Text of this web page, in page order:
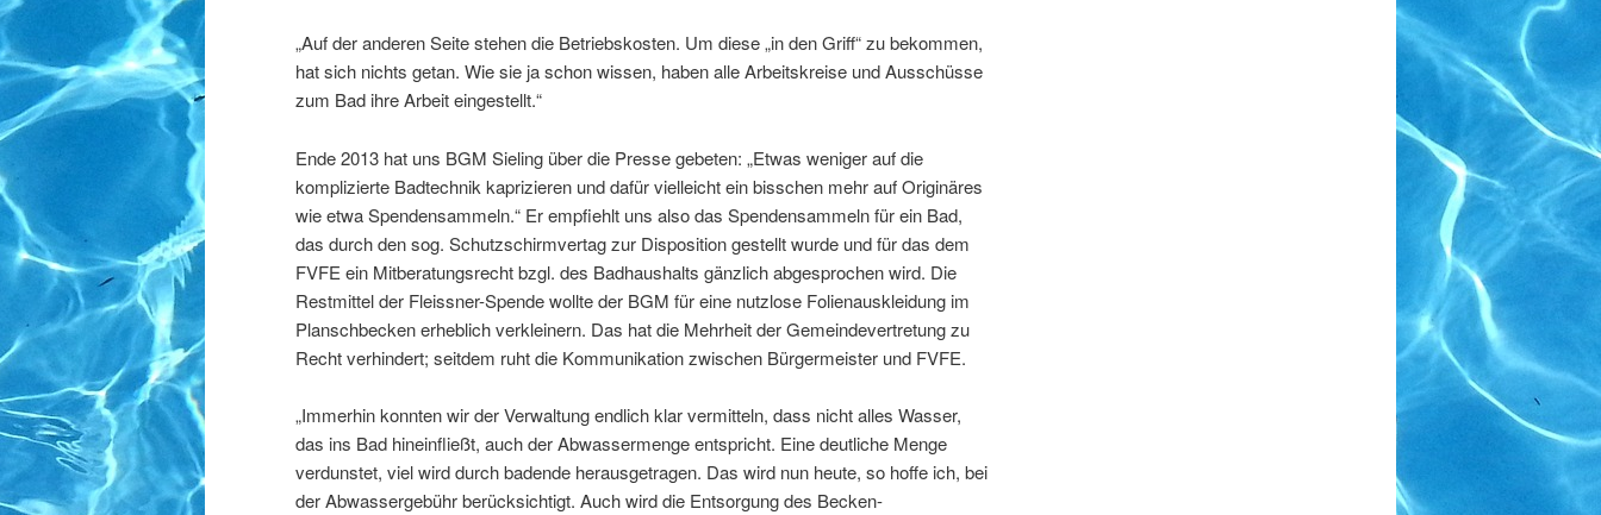
„Auf der anderen Seite stehen die Betriebskosten. Um diese „in den Griff“ zu bekommen,
hat sich nichts getan. Wie sie ja schon wissen, haben alle Arbeitskreise und Ausschüsse
zum Bad ihre Arbeit eingestellt.“
Ende 2013 hat uns BGM Sieling über die Presse gebeten: „Etwas weniger auf die
komplizierte Badtechnik kaprizieren und dafür vielleicht ein bisschen mehr auf Originäres
wie etwa Spendensammeln.“ Er empfiehlt uns also das Spendensammeln für ein Bad,
das durch den sog. Schutzschirmvertag zur Disposition gestellt wurde und für das dem
FVFE ein Mitberatungsrecht bzgl. des Badhaushalts gänzlich abgesprochen wird. Die
Restmittel der Fleissner-Spende wollte der BGM für eine nutzlose Folienauskleidung im
Planschbecken erheblich verkleinern. Das hat die Mehrheit der Gemeindevertretung zu
Recht verhindert; seitdem ruht die Kommunikation zwischen Bürgermeister und FVFE.
„Immerhin konnten wir der Verwaltung endlich klar vermitteln, dass nicht alles Wasser,
das ins Bad hineinfließt, auch der Abwassermenge entspricht. Eine deutliche Menge
verdunstet, viel wird durch badende herausgetragen. Das wird nun heute, so hoffe ich, bei
der Abwassergebühr berücksichtigt. Auch wird die Entsorgung des Becken-